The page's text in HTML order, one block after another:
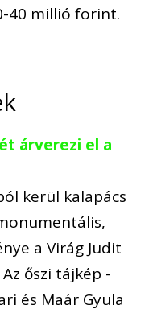
40 millió forint.
árverezi el a
kerül kalapács
a Virág Judit
őszi tájkép -
és Maár Gyula